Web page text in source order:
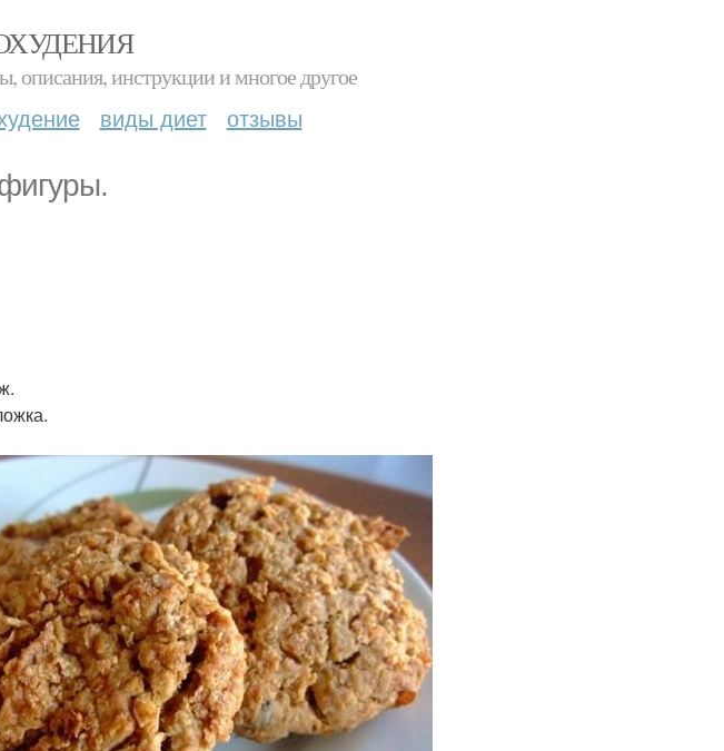
описания, инструкции и многое другое
виды диет отзывы